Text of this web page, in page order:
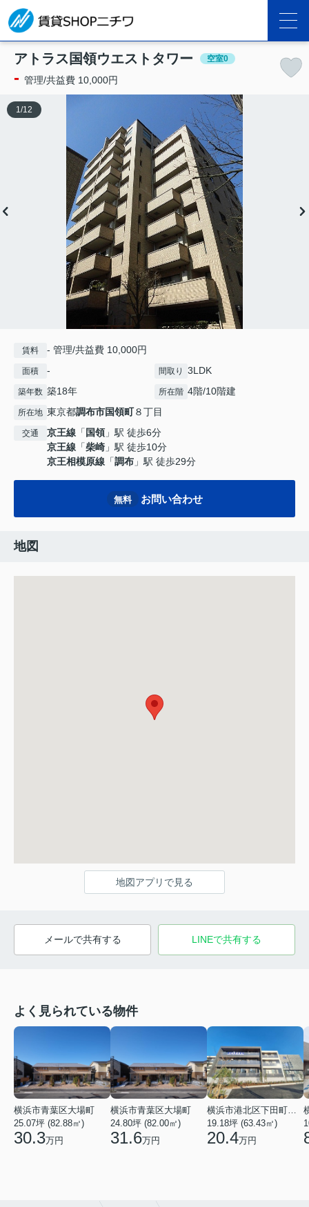
アトラス国領ウエストタワー 空室0
- 管理/共益費 10,000円
1 /12
賃料 - 管理/共益費 10,000円
面積 - 間取り 3LDK
築年数 築18年 所在階 4階/10階建
所在地 東京都調布市国領町８丁目
交通 京王線 「 国領」駅 徒歩6分
京王線 「柴崎 」駅 徒歩10分
京王相模原線 「調布 」駅 徒歩29分
無料 お問い合わせ
地図
地図アプリで見る
メールで共有する LINEで共有する
よく見られている物件
横浜市青葉区大場町
25.07坪 (82.88㎡)
30.3万円
横浜市青葉区大場町
24.80坪 (82.00㎡)
31.6万円
19.18坪 (63.43㎡)
20.4万円